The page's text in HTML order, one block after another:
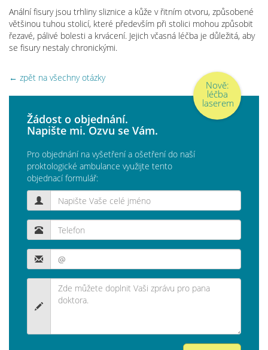
Anální fisury jsou trhliny sliznice a kůže v řitním otvoru, způsobené
většinou tuhou stolicí, které především při stolici mohou způsobit
řezavé, pálivé bolesti a krvácení. Jejich včasná léčba je důležitá, aby
se fisury nestaly chronickými.
← zpět na všechny otázky
Žádost o objednání.
Napište mi. Ozvu se Vám.
Pro objednání na vyšetření a ošetření do naší
proktologické ambulance využijte tento
objednací formulář:
Nově:
léčba
laserem